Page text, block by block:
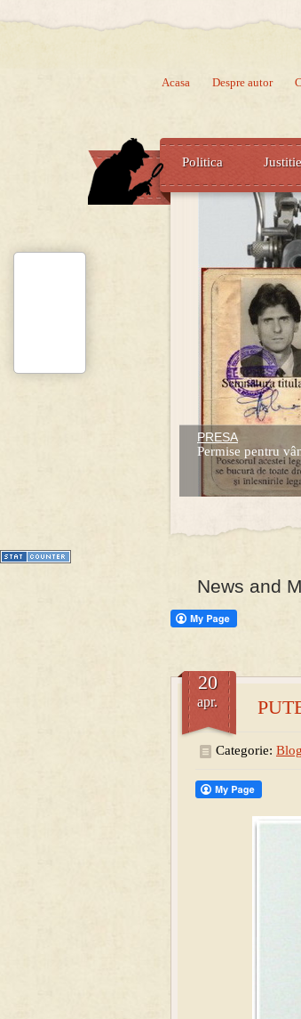
Acasa Despre autor
Politica Justitie
PRESA
Permise pentru
Prima mea carte
Averea
News and
20
apr.
Categorie: